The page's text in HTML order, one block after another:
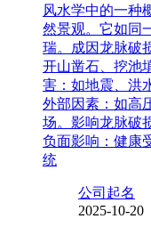
风水学中的一种
然景观。它如同
瑞。成因龙脉破
开山凿石、挖池
害：如地震、洪
外部因素：如高
场。影响龙脉破
负面影响：健康
统
公司起名
2025-10-20